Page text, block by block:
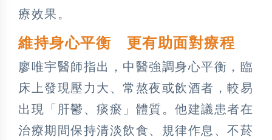
療效果。
維持身心平衡 更有助面對療程
廖唯宇醫師指出，中醫強調身心平衡，臨
床上發現壓力大、常熬夜或飲酒者，較易
出現「肝鬱、痰瘀」體質。他建議患者在
治療期間保持清淡飲食、規律作息、不菸